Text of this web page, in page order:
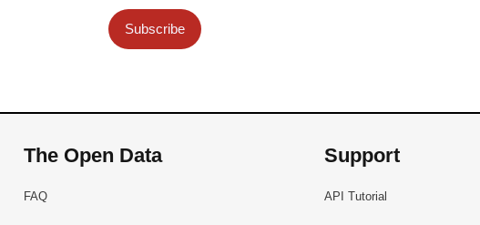
Subscribe
The Open Data
FAQ
Support
API Tutorial